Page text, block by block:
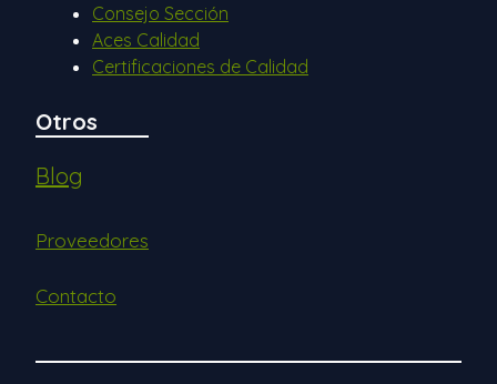
Consejo Sección
Aces Calidad
Certificaciones de Calidad
Otros
Blog
Proveedores
Contacto